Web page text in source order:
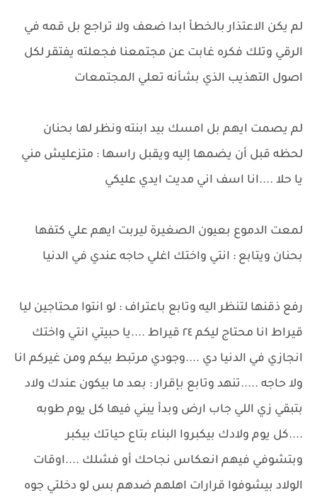
لم يكن الاعتذار بالخطأ ابدا ضعف ولا تراجع بل قمه في
الرقي وتلك فكره غابت عن مجتمعنا فجعلته يفتقر لكل
اصول التهذيب الذي بشأنه تعلي المجتمعات
لم يصمت ايهم بل امسك بيد ابنته ونظر لها بحنان
لحظه قبل أن يضمها إليه ويقبل راسها : متزعليش مني
يا حلا ....انا اسف اني مديت ايدي عليكي
لمعت الدموع بعيون الصغيرة ليربت ايهم علي كتفها
بحنان ويتابع : انتي واختك اغلي حاجه عندي في الدنيا
رفع ذقنها لتنظر اليه وتابع باعتراف : لو انتوا محتاجين ليا
قيراط انا محتاج ليكم ٢٤ قيراط ....يا حبيتي انتي واختك
انجازي في الدنيا دي ....وجودي مرتبط بيكم ومن غيركم انا
ولا حاجه .....تنهد وتابع بإقرار : بعد ما بيكون عندك ولاد
بتبقي زي اللي جاب ارض وبدأ يبني فيها كل يوم طوبه
....كل يوم ولادك بيكبروا البناء بتاع حياتك بيكبر
وبتشوفي فيهم انعكاس نجاحك أو فشلك ....اوقات
الولاد بيشوفوا قرارات اهلهم ضدهم بس لو دخلتي جوه